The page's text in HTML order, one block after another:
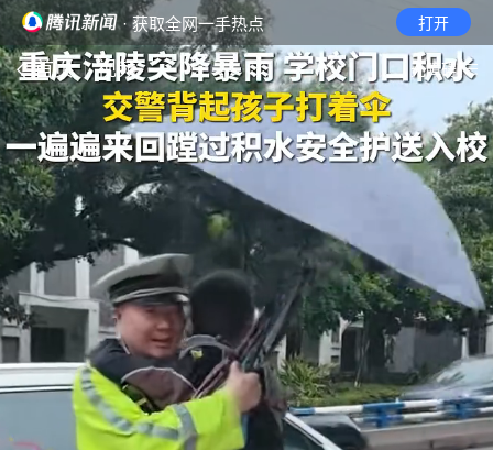
· 获取全网一手热点 打开
首页 视频 无障碍